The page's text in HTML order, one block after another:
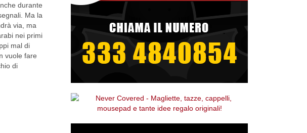
durante
Ma la
via, ma
nei primi
mal di
vuole fare
di